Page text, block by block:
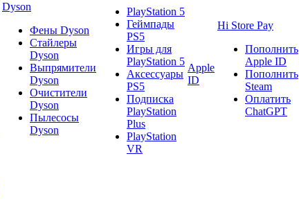
Dyson
Фены Dyson
Стайлеры
Dyson
Выпрямители
Dyson
Очистители
Dyson
Пылесосы
Dyson
PlayStation 5
Геймпады
PS5
Игры для
PlayStation 5
Аксессуары
PS5
Подписка
PlayStation
Plus
PlayStation
VR
Apple
ID
Hi Store Pay
Пополнить
Apple ID
Пополнить
Steam
Оплатить
ChatGPT